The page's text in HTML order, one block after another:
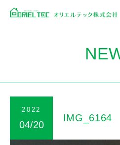
2022
04/20
IMG_6164